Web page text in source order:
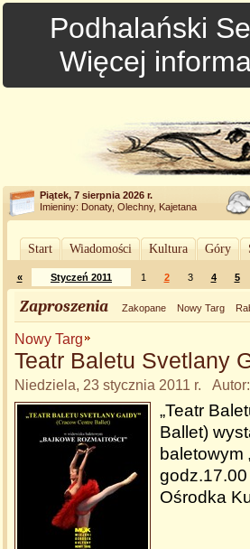
Podhalański
Więcej
Piątek, 7 sierpnia 2026 r.
Imieniny: Donaty, Olechny, Kajetana
Start Wiadomości Kultura Góry
« Styczeń 2011 1 2 3 4 5
Zaproszenia Zakopane Nowy Targ
Nowy Targ
Teatr Baletu Svetlany
Niedziela, 23 stycznia 2011 r.
„Teatr
Ballet)
baletowym
Ośrodka